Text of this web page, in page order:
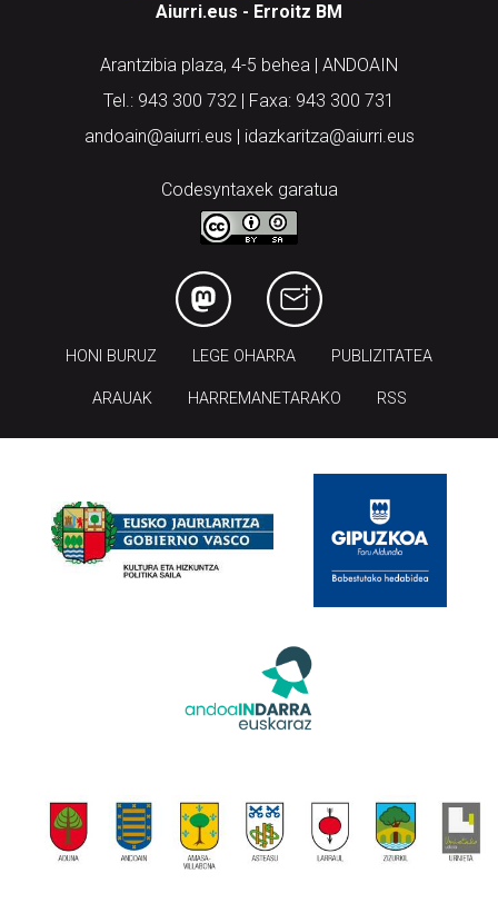
Aiurri.eus - Erroitz BM
Arantzibia plaza, 4-5 behea | ANDOAIN
Tel.: 943 300 732 | Faxa: 943 300 731
andoain@aiurri.eus | idazkaritza@aiurri.eus
Codesyntaxek garatua
HONI BURUZ LEGE OHARRA PUBLIZITATEA
ARAUAK HARREMANETARAKO RSS